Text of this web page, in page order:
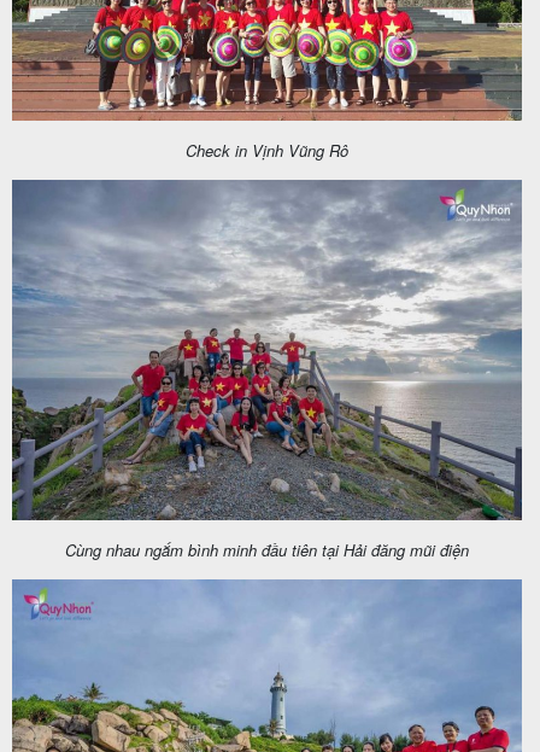
Check in Vịnh Vũng Rô
Cùng nhau ngắm bình minh đầu tiên tại Hải đăng mũi điện